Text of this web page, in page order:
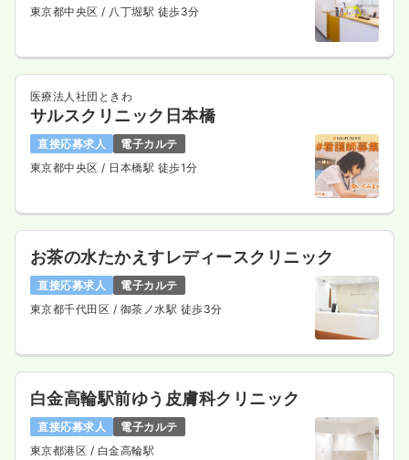
東京都中央区 / 八丁堀駅 徒歩3分
医療法人社団ときわ
サルスクリニック日本橋
直接応募求人
電子カルテ
東京都中央区 / 日本橋駅 徒歩1分
お茶の水たかえすレディースクリニック
直接応募求人
電子カルテ
東京都千代田区 / 御茶ノ水駅 徒歩3分
白金高輪駅前ゆう皮膚科クリニック
直接応募求人
電子カルテ
東京都港区 / 白金高輪駅